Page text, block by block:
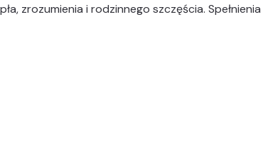
zrozumienia i rodzinnego szczęścia. Spełnienia